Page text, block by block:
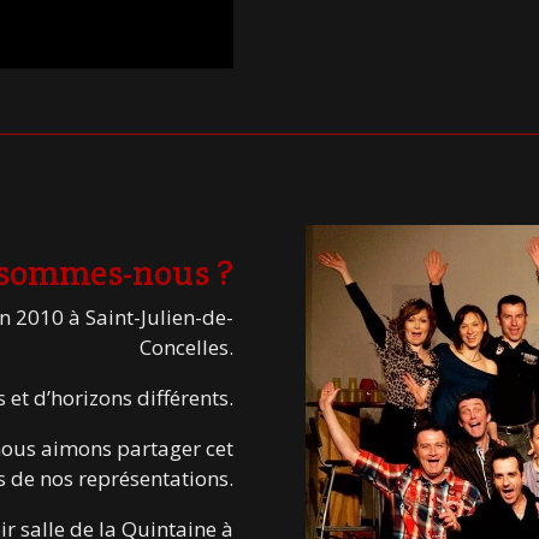
nous ?
2010 à Saint-Julien-de-
Concelles.
d’horizons différents.
aimons partager cet
nos représentations.
salle de la Quintaine à